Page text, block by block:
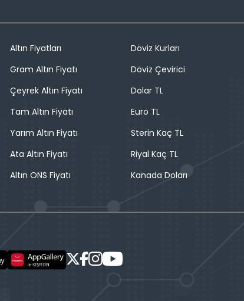
Altın Fiyatları
Gram Altın Fiyatı
Çeyrek Altın Fiyatı
Tam Altın Fiyatı
Yarım Altın Fiyatı
Ata Altın Fiyatı
Altın ONS Fiyatı
Döviz Kurları
Döviz Çevirici
Dolar TL
Euro TL
Sterin Kaç TL
Riyal Kaç TL
Kanada Doları